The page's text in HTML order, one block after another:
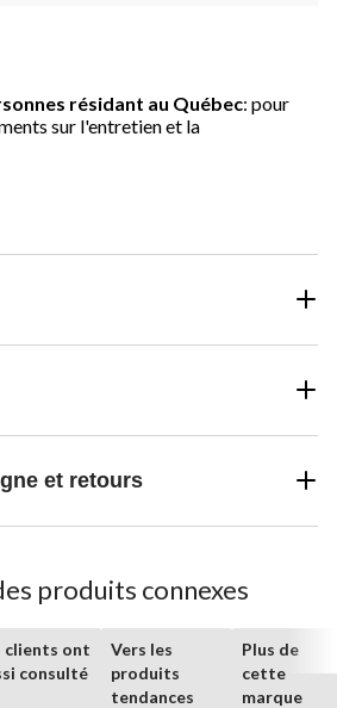
résidant au Québec: pour
sur l'entretien et la
et retours
produits connexes
clients ont
consulté
Vers les
produits
tendances
Plus de
cette
marque